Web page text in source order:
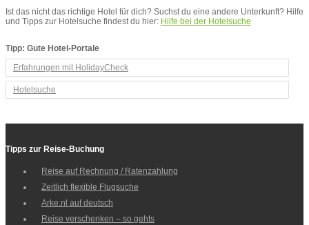
Ist das nicht das richtige Hotel für dich? Suchst du eine andere Unterkunft? Hilfe
und Tipps zur Hotelsuche findest du hier: Hilfe bei der Hotelsuche
Tipp: Gute Hotel-Portale
Erfahrungen mit HolidayCheck
Hotelsuche
Tipps zur Reise-Buchung
Reise auf Rechnung / Ratenzahlung
Zeitlich flexible Flugsuche
Arke.nl auf deutsch
Reise verschenken – so gehts